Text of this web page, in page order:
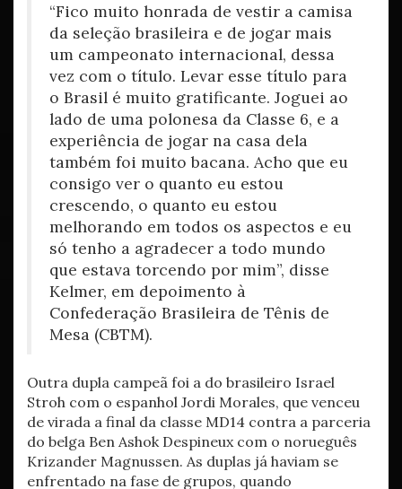
“Fico muito honrada de vestir a camisa
da seleção brasileira e de jogar mais
um campeonato internacional, dessa
vez com o título. Levar esse título para
o Brasil é muito gratificante. Joguei ao
lado de uma polonesa da Classe 6, e a
experiência de jogar na casa dela
também foi muito bacana. Acho que eu
consigo ver o quanto eu estou
crescendo, o quanto eu estou
melhorando em todos os aspectos e eu
só tenho a agradecer a todo mundo
que estava torcendo por mim”, disse
Kelmer, em depoimento à
Confederação Brasileira de Tênis de
Mesa (CBTM).
Outra dupla campeã foi a do brasileiro Israel
Stroh com o espanhol Jordi Morales, que venceu
de virada a final da classe MD14 contra a parceria
do belga Ben Ashok Despineux com o norueguês
Krizander Magnussen. As duplas já haviam se
enfrentado na fase de grupos, quando